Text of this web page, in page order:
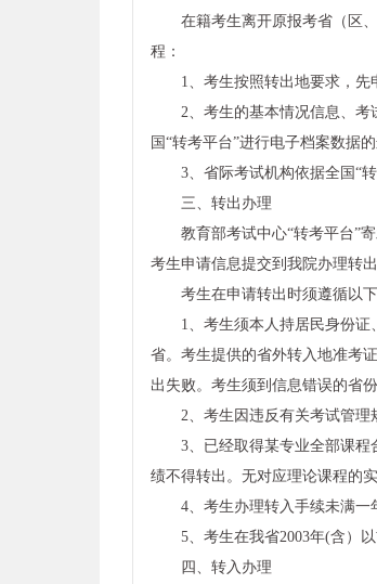
在籍考生离开原报考省（区
程：
1、考生按照转出地要求，先
2、考生的基本情况信息、
国“转考平台”进行电子档案数据的
3、省际考试机构依据全国“
三、转出办理
教育部考试中心“转考平台”
考生申请信息提交到我院办理转
考生在申请转出时须遵循以
1、考生须本人持居民身份
省。考生提供的省外转入地准考
出失败。考生须到信息错误的省
2、考生因违反有关考试管理
3、已经取得某专业全部课
绩不得转出。无对应理论课程的
4、考生办理转入手续未满一
5、考生在我省2003年(含）
四、转入办理